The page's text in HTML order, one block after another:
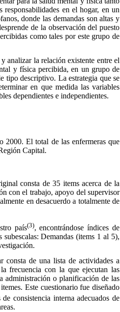
en el hogar, en un
donde las demandas son altas y
de la observación del puesto
como tales por este grupo de
analizar la relación existente entre el
y física percibida, en un grupo de
tipo descriptivo. La estrategia que se
en que medida las variables
dependientes e independientes.
El total de las enfermeras que
Capital.
consta de 35 items acerca de la
con el trabajo, apoyo del supervisor
en desacuerdo a totalmente de
país(3), encontrándose índices de
Demandas (items 1 al 5),
consta de una lista de actividades a
frecuencia con la que ejecutan las
administración o planificación de las
Este cuestionario fue diseñado
consistencia interna adecuados de